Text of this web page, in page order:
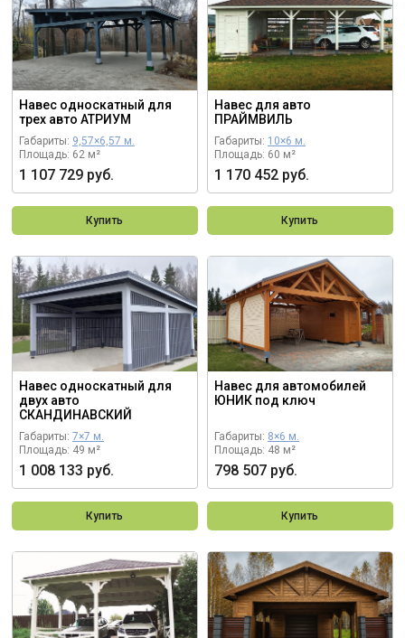
Навес односкатный для
трех авто АТРИУМ
Габариты: 9,57×6,57 м.
Площадь: 62 м²
1 107 729 руб.
Купить
Навес для авто
ПРАЙМВИЛЬ
Габариты: 10×6 м.
Площадь: 60 м²
1 170 452 руб.
Купить
Навес односкатный для
двух авто
СКАНДИНАВСКИЙ
Габариты: 7×7 м.
Площадь: 49 м²
1 008 133 руб.
Купить
Навес для автомобилей
ЮНИК под ключ
Габариты: 8×6 м.
Площадь: 48 м²
798 507 руб.
Купить